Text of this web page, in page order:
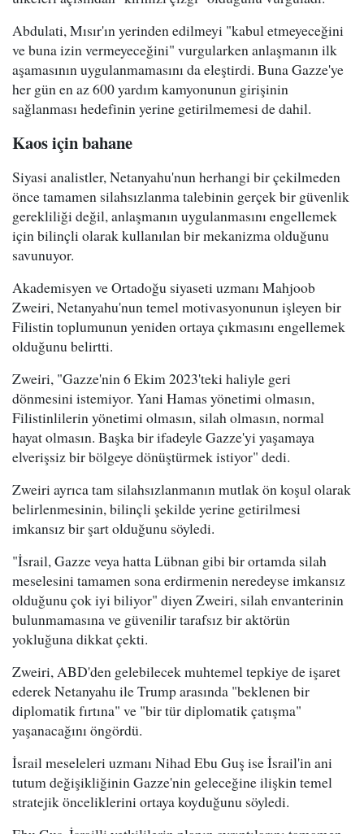
Abdulati, Mısır'ın yerinden edilmeyi "kabul etmeyeceğini
ve buna izin vermeyeceğini" vurgularken anlaşmanın ilk
aşamasının uygulanmamasını da eleştirdi. Buna Gazze'ye
her gün en az 600 yardım kamyonunun girişinin
sağlanması hedefinin yerine getirilmemesi de dahil.
Kaos için bahane
Siyasi analistler, Netanyahu'nun herhangi bir çekilmeden
önce tamamen silahsızlanma talebinin gerçek bir güvenlik
gerekliliği değil, anlaşmanın uygulanmasını engellemek
için bilinçli olarak kullanılan bir mekanizma olduğunu
savunuyor.
Akademisyen ve Ortadoğu siyaseti uzmanı Mahjoob
Zweiri, Netanyahu'nun temel motivasyonunun işleyen bir
Filistin toplumunun yeniden ortaya çıkmasını engellemek
olduğunu belirtti.
Zweiri, "Gazze'nin 6 Ekim 2023'teki haliyle geri
dönmesini istemiyor. Yani Hamas yönetimi olmasın,
Filistinlilerin yönetimi olmasın, silah olmasın, normal
hayat olmasın. Başka bir ifadeyle Gazze'yi yaşamaya
elverişsiz bir bölgeye dönüştürmek istiyor" dedi.
Zweiri ayrıca tam silahsızlanmanın mutlak ön koşul olarak
belirlenmesinin, bilinçli şekilde yerine getirilmesi
imkansız bir şart olduğunu söyledi.
"İsrail, Gazze veya hatta Lübnan gibi bir ortamda silah
meselesini tamamen sona erdirmenin neredeyse imkansız
olduğunu çok iyi biliyor" diyen Zweiri, silah envanterinin
bulunmamasına ve güvenilir tarafsız bir aktörün
yokluğuna dikkat çekti.
Zweiri, ABD'den gelebilecek muhtemel tepkiye de işaret
ederek Netanyahu ile Trump arasında "beklenen bir
diplomatik fırtına" ve "bir tür diplomatik çatışma"
yaşanacağını öngördü.
İsrail meseleleri uzmanı Nihad Ebu Guş ise İsrail'in ani
tutum değişikliğinin Gazze'nin geleceğine ilişkin temel
stratejik önceliklerini ortaya koyduğunu söyledi.